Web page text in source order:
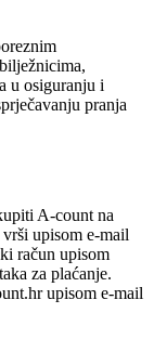
u osiguranju i
pranja
A-count na
upisom e-mail
račun upisom
za plaćanje.
upisom e-mail